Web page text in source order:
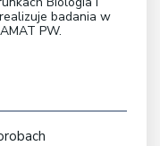
badania w
PW.